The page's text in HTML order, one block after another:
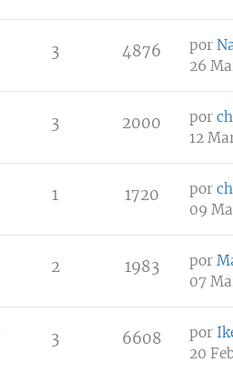
3 4876 por
26
3 2000 por
12
1 1720 por
09
2 1983 por
07
3 6608 por
20